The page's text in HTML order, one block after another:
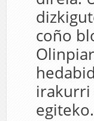
coño
irakurri